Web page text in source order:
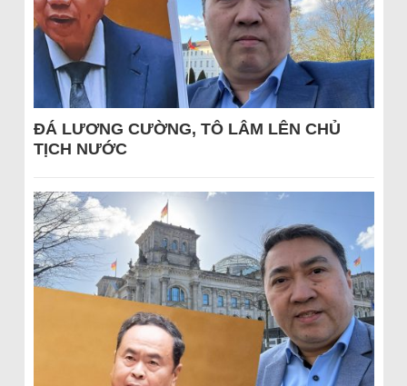
ĐÁ LƯƠNG CƯỜNG, TÔ LÂM LÊN CHỦ
TỊCH NƯỚC